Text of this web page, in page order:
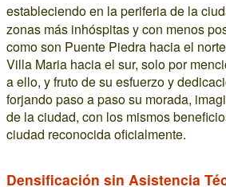
estableciendo en la periferia de la
zonas más inhóspitas y con menos
como son Puente Piedra hacia el
Villa Maria hacia el sur, solo por
a ello, y fruto de su esfuerzo y
forjando paso a paso su morada,
de la ciudad, con los mismos
ciudad reconocida oficialmente.
Densificación sin Asistencia